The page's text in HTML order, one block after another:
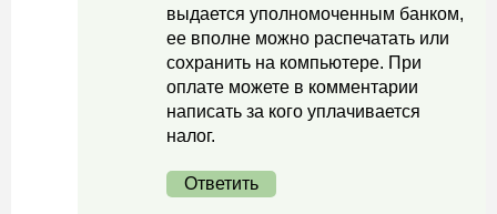
выдается уполномоченным банком,
ее вполне можно распечатать или
сохранить на компьютере. При
оплате можете в комментарии
написать за кого уплачивается
налог.
Ответить